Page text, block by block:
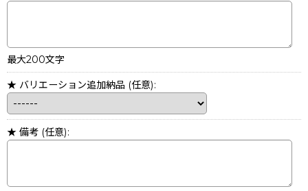
最大200文字
★ バリエーション追加納品 (任意):
★ 備考 (任意):